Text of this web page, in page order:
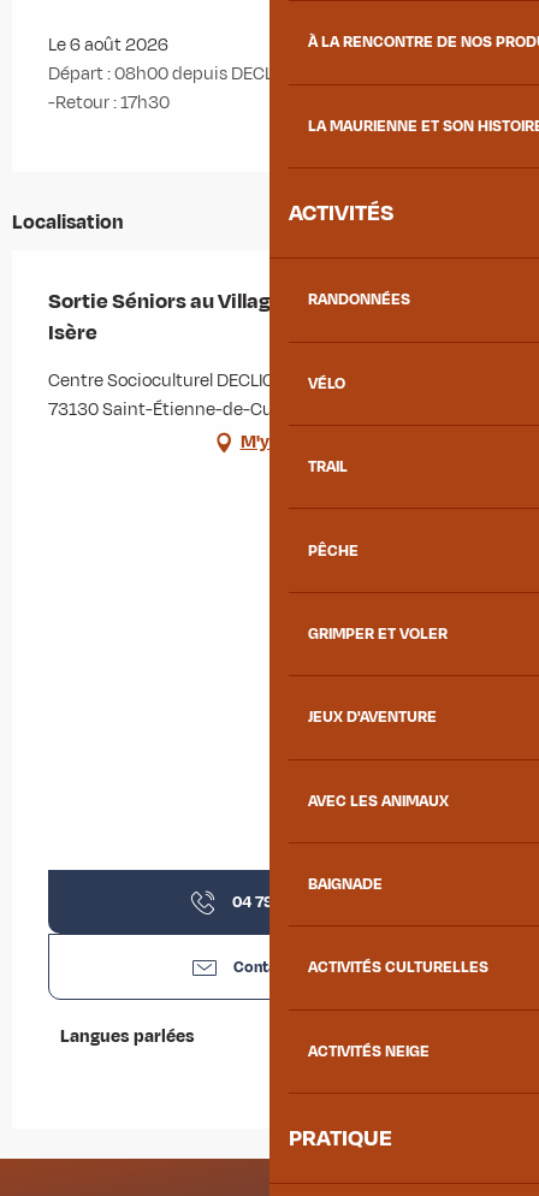
À LA RENCONTRE DE NOS
LA MAURIENNE ET SON
ACTIVITÉS
RANDONNÉES
VÉLO
TRAIL
PÊCHE
GRIMPER ET VOLER
JEUX D'AVENTURE
AVEC LES ANIMAUX
BAIGNADE
ACTIVITÉS CULTURELLES
ACTIVITÉS NEIGE
PRATIQUE
Le 6 août 2026
Départ : 08h00 depuis DECLICC
-Retour : 17h30
Localisation
Sortie Séniors au Village Musée de Grésy-sur-
Isère
Centre Socioculturel DECLICC, 88 Route de la Combe,
73130 Saint-Étienne-de-Cuines
M'y rendre
04 79 56 35
Contactez-nous
Langues parlées
Langues parlées